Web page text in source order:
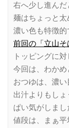
右へ少し進んだ
麺はちょっと太
濃い色も特徴的
前回の「立山そ
トッピングに対
今回は、わかめ
おつゆは、濃い
出汁よりもし
ぱい気がしまし
値段は、まぁ平